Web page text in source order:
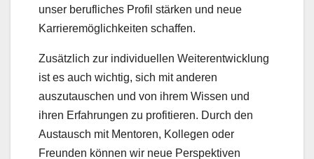
unser berufliches Profil stärken und neue
Karrieremöglichkeiten schaffen.
Zusätzlich zur individuellen Weiterentwicklung
ist es auch wichtig, sich mit anderen
auszutauschen und von ihrem Wissen und
ihren Erfahrungen zu profitieren. Durch den
Austausch mit Mentoren, Kollegen oder
Freunden können wir neue Perspektiven